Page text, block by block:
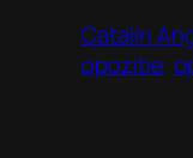
Catalin
opozitie